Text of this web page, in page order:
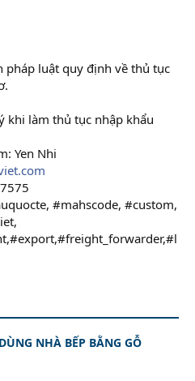
pháp luật quy định về thủ tục
khi làm thủ tục nhập khẩu
Yen Nhi
#mahscode, #custom,
NHÀ BẾP BẰNG GỖ